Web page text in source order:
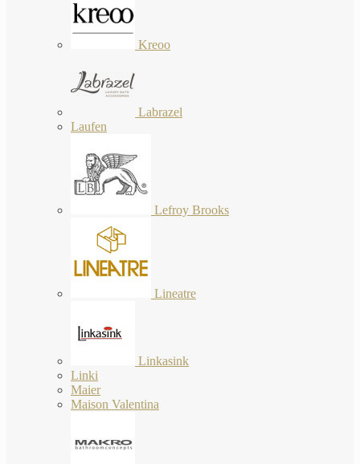
Kreoo
Labrazel
Laufen
Lefroy Brooks
Lineatre
Linkasink
Linki
Maier
Maison Valentina